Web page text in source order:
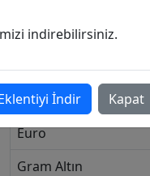
Kur
Dolar
Euro
Gram Altın
indirebilirsiniz.
İndir Kapat